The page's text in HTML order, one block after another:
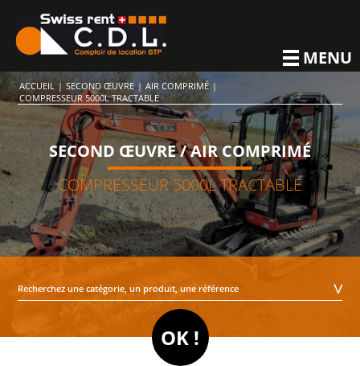
MENU
ACCUEIL | SECOND ŒUVRE | AIR COMPRIMÉ |
COMPRESSEUR 5000L TRACTABLE
SECOND ŒUVRE / AIR COMPRIMÉ
COMPRESSEUR 5000L TRACTABLE